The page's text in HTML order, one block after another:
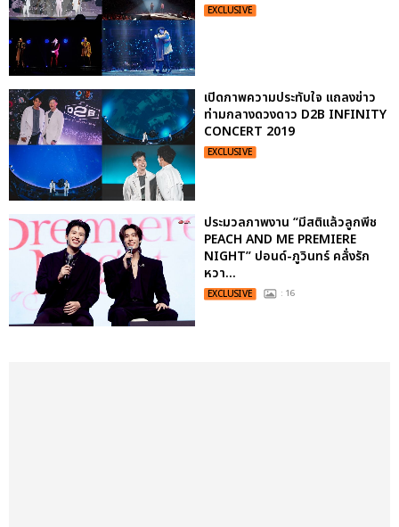
EXCLUSIVE
เปิดภาพความประทับใจ แถลงข่าว
ท่ามกลางดวงดาว D2B INFINITY
CONCERT 2019
EXCLUSIVE
ประมวลภาพงาน “มีสติแล้วลูกพีช
PEACH AND ME PREMIERE
NIGHT” ปอนด์-ภูวินทร์ คลั่งรัก
หวา...
EXCLUSIVE : 16